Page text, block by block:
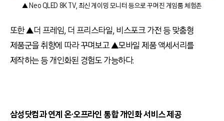
▲ Neo QLED 8K TV, 최신 게이밍 모니터 등으로 꾸며진 게임룸 체험존
또한 ▲더 프레임, 더 프리스타일, 비스포크 가전 등 맞춤형
제품군을 취향에 따라 꾸며보고 ▲모바일 제품 액세서리를
제작하는 등 개인화된 경험도 가능하다.
삼성닷컴과 연계 온·오프라인 통합 개인화 서비스 제공